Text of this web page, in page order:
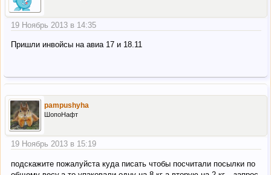
19 Ноябрь 2013 в 14:35
Пришли инвойсы на авиа 17 и 18.11
pampushyha
ШопоНафт
19 Ноябрь 2013 в 15:19
подскажите пожалуйста куда писать чтобы посчитали посылки по